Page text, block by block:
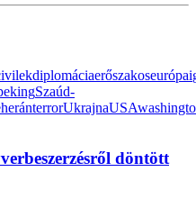
diplomáciaerőszakoseurópai
Szaúd-
terrorUkrajnaUSA
döntött